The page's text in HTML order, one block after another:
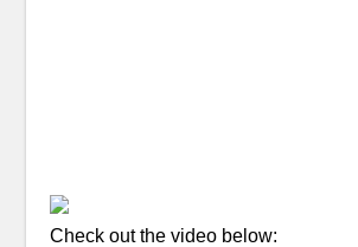
Check out the video below: